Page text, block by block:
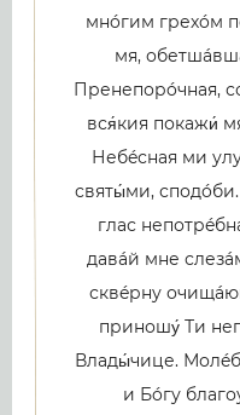
мнóгим грехóм
мя,
Пренепорóчная,
вся́кия покажи́
Небéсная ми
святы́ми,
глас
давáй мне
сквéрну
приношу́ Ти
Влады́чице.
и Бóгу